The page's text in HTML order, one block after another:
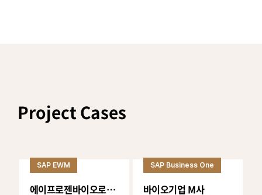
Project Cases
SAP EWM
에이프로젠바이오로직스
SAP Business One
바이오기업 M사